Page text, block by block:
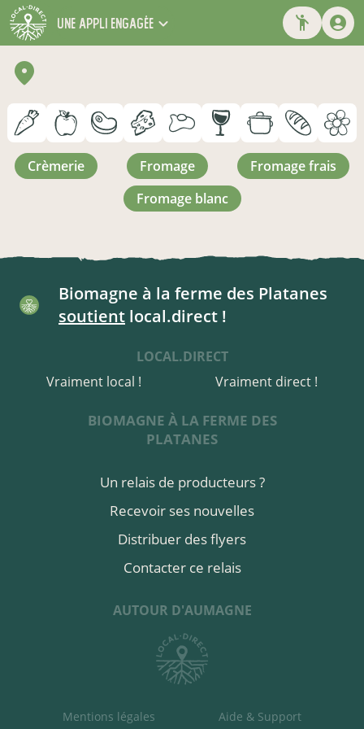
une appli engagée
crèmerie fromage
fromage frais
fromage blanc
Biomagne à la ferme des Platanes
soutient local.direct !
LOCAL.DIRECT
Vraiment local !
Vraiment direct !
BIOMAGNE À LA FERME DES
PLATANES
Un relais de producteurs ?
Recevoir ses nouvelles
Distribuer des flyers
Contacter ce relais
AUTOUR D'AUMAGNE
Mentions légales Aide & Support